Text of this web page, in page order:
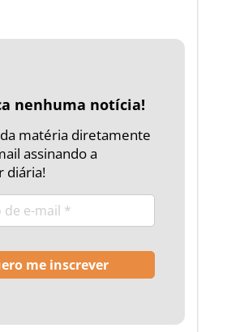
nenhuma notícia!
matéria diretamente
assinando a
diária!